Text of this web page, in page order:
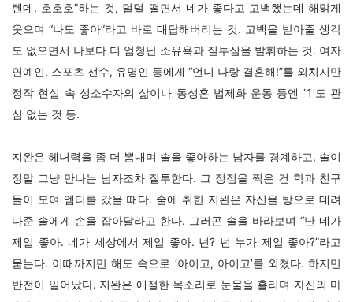
텐데. 호호호”하는 것, 덜덜 떨면서 네가 좋다고 고백했는데 해맑게
웃으며 “나도 좋아”라고 바로 대답해버리는 것. 고백을 받아줄 생각
도 없으면서 나보다 더 엄청난 소유욕과 질투심을 발휘하는 것. 여자
연예인, 스포츠 선수, 유명인 등에게 “언니 나랑 결혼해!”를 외치지만
정작 현실 속 성소수자의 삶이나 동성혼 법제화 운동 등엔 ‘1’도 관
심 없는 것 등.
지완은 헤녀력을 좀 더 뽐내며 솔을 좋아하는 남자를 경계하고, 솔이
정말 그냥 만나는 남자조차 질투한다. 그 정점을 찍은 건 학과 친구
들이 모여 엠티를 갔을 때다. 술에 취한 지완은 자신을 방으로 데려
다준 솔에게 손을 잡아달라고 한다. 그러곤 솔을 바라보며 “난 네가
제일 좋아. 네가 세상에서 제일 좋아. 넌? 넌 누가 제일 좋아?”라고
묻는다. 이때까지만 해도 속으로 ‘아이고, 아이고’를 외쳤다. 하지만
반전이 일어났다. 지완은 애절한 목소리로 눈물을 흘리며 자신의 마